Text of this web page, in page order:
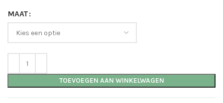
MAAT
TOEVOEGEN AAN WINKELWAGEN